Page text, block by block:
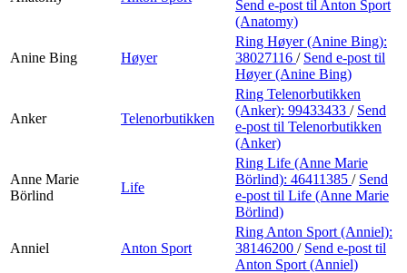
Send e-post til Anton Sport
(Anatomy)
Anine Bing Høyer
Ring Høyer (Anine Bing):
38027116 / Send e-post til
Høyer (Anine Bing)
Anker Telenorbutikken
Ring Telenorbutikken
(Anker): 99433433 / Send
e-post til Telenorbutikken
(Anker)
Anne Marie
Börlind
Life
Ring Life (Anne Marie
Börlind): 46411385 / Send
e-post til Life (Anne Marie
Börlind)
Anniel Anton Sport
Ring Anton Sport (Anniel):
38146200 / Send e-post til
Anton Sport (Anniel)